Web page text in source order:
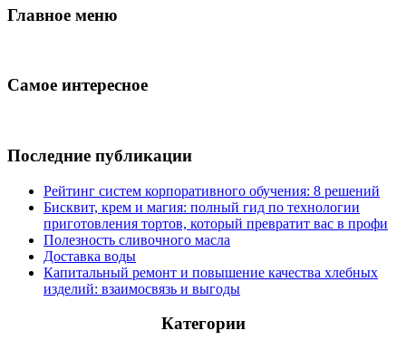
Главное меню
Самое интересное
Последние публикации
Рейтинг систем корпоративного обучения: 8 решений
Бисквит, крем и магия: полный гид по технологии
приготовления тортов, который превратит вас в профи
Полезность сливочного масла
Доставка воды
Капитальный ремонт и повышение качества хлебных
изделий: взаимосвязь и выгоды
Категории